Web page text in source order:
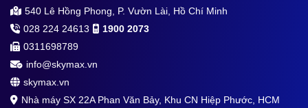
540 Lê Hồng Phong, P. Vườn Lài, Hồ Chí Minh
028 224 24613
1900 2073
0311698789
info@skymax.vn
skymax.vn
Nhà máy SX 22A Phan Văn Bảy, Khu CN Hiệp Phước, HCM